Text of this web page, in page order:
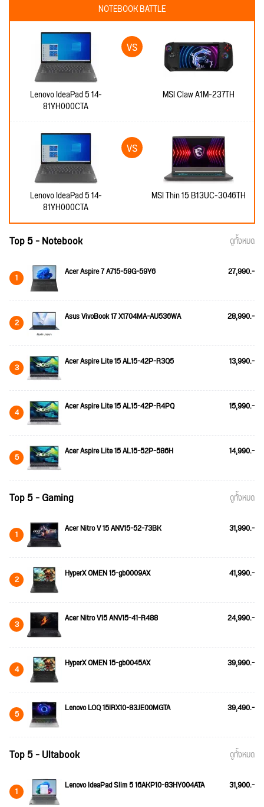
NOTEBOOK BATTLE
Lenovo IdeaPad 5 14-
81YH000CTA
MSI Claw A1M-237TH
Lenovo IdeaPad 5 14-
81YH000CTA
MSI Thin 15 B13UC-3046TH
Top 5 - Notebook ดูทั้งหมด
1 Acer Aspire 7 A715-59G-59Y6 27,990.-
2 Asus VivoBook 17 X1704MA-AU536WA 28,990.-
3 Acer Aspire Lite 15 AL15-42P-R3Q5 13,990.-
4 Acer Aspire Lite 15 AL15-42P-R4PQ 15,990.-
5 Acer Aspire Lite 15 AL15-52P-586H 14,990.-
Top 5 - Gaming ดูทั้งหมด
1 Acer Nitro V 15 ANV15-52-73BK 31,990.-
2 HyperX OMEN 15-gb0009AX 41,990.-
3 Acer Nitro V15 ANV15-41-R488 24,990.-
4 HyperX OMEN 15-gb0045AX 39,990.-
5 Lenovo LOQ 15IRX10-83JE00MGTA 39,490.-
Top 5 - Ultabook ดูทั้งหมด
1 Lenovo IdeaPad Slim 5 16AKP10-83HY004ATA 31,900.-